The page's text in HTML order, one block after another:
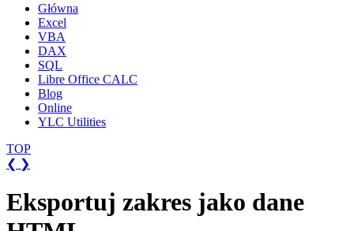
Główna
Excel
VBA
DAX
SQL
Libre Office CALC
Blog
Online
YLC Utilities
TOP
❮ ❯
Eksportuj zakres jako dane